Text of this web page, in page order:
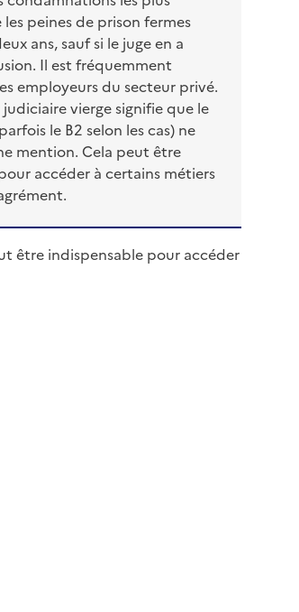
les peines de prison fermes
ans, sauf si le juge en a
Il est fréquemment
employeurs du secteur privé.
vierge signifie que le
le B2 selon les cas) ne
mention. Cela peut être
accéder à certains métiers
être indispensable pour accéder